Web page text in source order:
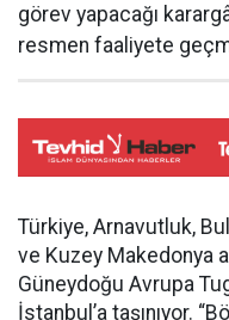
görev yapacağı
resmen faaliyete
Türkiye, Arnavutluk,
ve Kuzey Makedonya
Güneydoğu Avrupa
İstanbul’a taşınıyor.